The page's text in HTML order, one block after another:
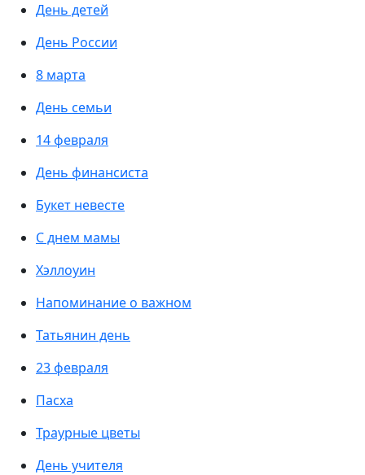
День детей
День России
8 марта
День семьи
14 февраля
День финансиста
Букет невесте
С днем мамы
Хэллоуин
Напоминание о важном
Татьянин день
23 февраля
Пасха
Траурные цветы
День учителя